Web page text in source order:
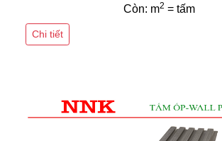
Còn: m2 = tấm
Chi tiết